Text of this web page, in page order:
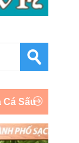
Cá Sấu